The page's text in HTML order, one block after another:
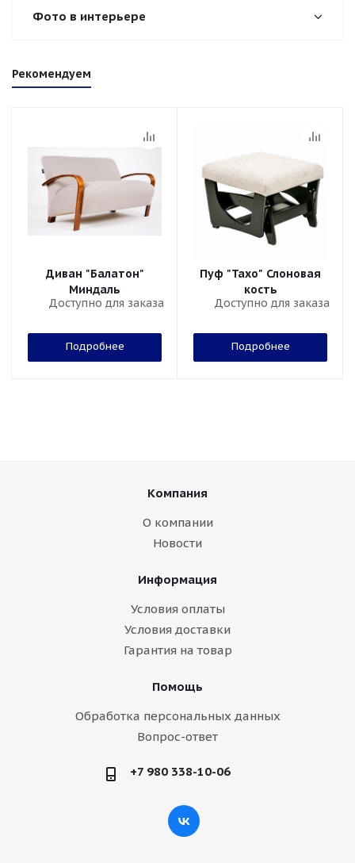
Фото в интерьере
Рекомендуем
Диван "Балатон"
Миндаль
Доступно для заказа
Подробнее
Пуф "Тахо" Слоновая
кость
Доступно для заказа
Подробнее
Компания
О компании
Новости
Информация
Условия оплаты
Условия доставки
Гарантия на товар
Помощь
Обработка персональных данных
Вопрос-ответ
+7 980 338-10-06